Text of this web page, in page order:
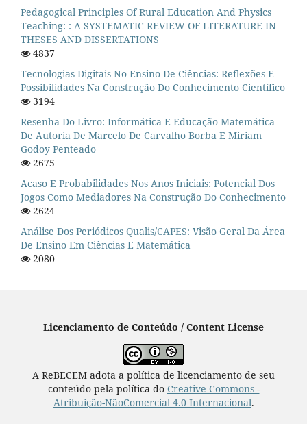
Pedagogical Principles Of Rural Education And Physics
Teaching: : A SYSTEMATIC REVIEW OF LITERATURE IN
THESES AND DISSERTATIONS
4837
Tecnologias Digitais No Ensino De Ciências: Reflexões E
Possibilidades Na Construção Do Conhecimento Científico
3194
Resenha Do Livro: Informática E Educação Matemática
De Autoria De Marcelo De Carvalho Borba E Miriam
Godoy Penteado
2675
Acaso E Probabilidades Nos Anos Iniciais: Potencial Dos
Jogos Como Mediadores Na Construção Do Conhecimento
2624
Análise Dos Periódicos Qualis/CAPES: Visão Geral Da Área
De Ensino Em Ciências E Matemática
2080
Licenciamento de Conteúdo / Content License
A ReBECEM adota a política de licenciamento de seu
conteúdo pela política do Creative Commons -
Atribuição-NãoComercial 4.0 Internacional.